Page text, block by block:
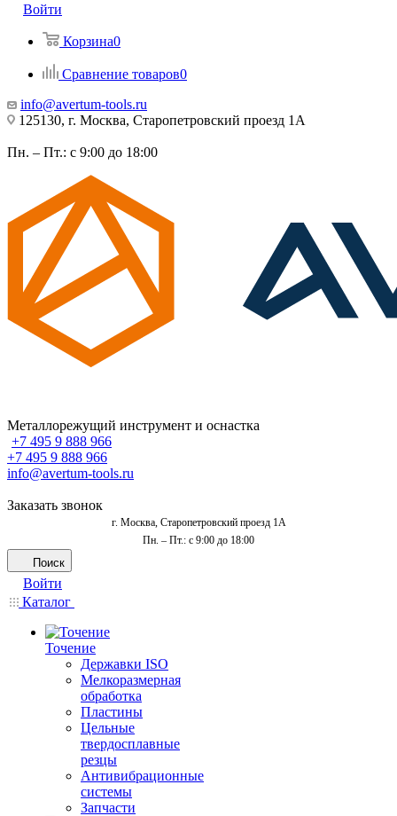
Войти
Корзина0
Сравнение товаров0
info@avertum-tools.ru
125130, г. Москва, Старопетровский проезд 1А
Пн. – Пт.: с 9:00 до 18:00
Металлорежущий инструмент и оснастка
+7 495 9 888 966
+7 495 9 888 966
info@avertum-tools.ru
Заказать звонок
г. Москва, Старопетровский проезд 1А
Пн. – Пт.: с 9:00 до 18:00
Поиск
Войти
Каталог
Точение
Державки ISO
Мелкоразмерная
обработка
Пластины
Цельные
твердосплавные
резцы
Антивибрационные
системы
Запчасти